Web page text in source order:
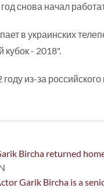
снова начал
в украинских
кубок - 2018".
году из-за
Bircha returned
Garik Bircha is a